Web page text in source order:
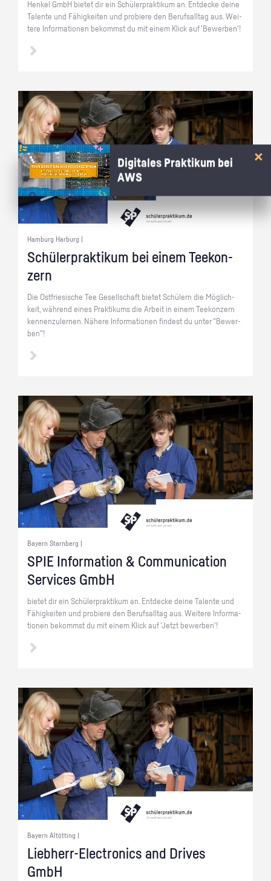
Hen­kel GmbH bie­tet dir ein Schü­ler­prak­ti­kum an. Ent­de­cke deine
Ta­len­te und Fä­hig­kei­ten und pro­bie­re den Be­rufs­all­tag aus. Wei­
te­re In­for­ma­tio­nen be­kommst du mit einem Klick auf 'Be­wer­ben'!
Hamburg Harburg |
Schü­ler­prak­ti­kum bei einem Tee­kon­
zern
Die Ost­frie­si­sche Tee Ge­sell­schaft bie­tet Schü­lern die Mög­lich­
keit, wäh­rend eines Prak­ti­kums die Ar­beit in einem Tee­kon­zern
ken­nen­zu­ler­nen. Nä­he­re In­for­ma­tio­nen fin­dest du unter "Be­wer­
ben"!
Bayern Starnberg |
SPIE In­for­ma­ti­on & Com­mu­ni­ca­ti­on
Ser­vices GmbH
bie­tet dir ein Schü­ler­prak­ti­kum an. Ent­de­cke deine Ta­len­te und
Fä­hig­kei­ten und pro­bie­re den Be­rufs­all­tag aus. Wei­te­re In­for­ma­
tio­nen be­kommst du mit einem Klick auf 'Jetzt be­wer­ben'!
Bayern Altötting |
Lieb­herr-Elec­tro­nics and Dri­ves
GmbH
Digitales Praktikum bei
AWS